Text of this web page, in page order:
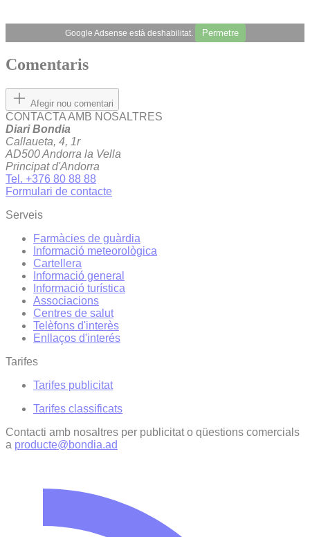
Google Adsense està deshabilitat. Permetre
Comentaris
Afegir nou comentari
CONTACTA AMB NOSALTRES
Diari Bondia
Callaueta, 4, 1r
AD500 Andorra la Vella
Principat d'Andorra
Tel. +376 80 88 88
Formulari de contacte
Serveis
Farmàcies de guàrdia
Informació meteorològica
Cartellera
Informació general
Informació turística
Associacions
Centres de salut
Telèfons d'interès
Enllaços d'interés
Tarifes
Tarifes publicitat
Tarifes classificats
Contacti amb nosaltres per publicitat o qüestions comercials
a producte@bondia.ad